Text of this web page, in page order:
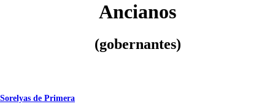
Ancianos
(gobernantes)
Sorelyas de Primera